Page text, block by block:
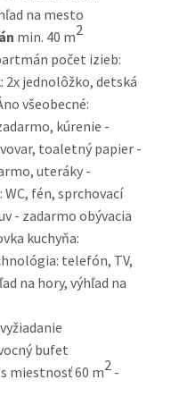
na mesto
min. 40 m2
počet izieb:
2x jednolôžko, detská
všeobecné:
kúrenie -
toaletný papier -
uteráky -
fén, sprchovací
- zadarmo obývacia
kuchyňa:
telefón, TV,
na hory, výhľad na
bufet
miestnosť 60 m2 -